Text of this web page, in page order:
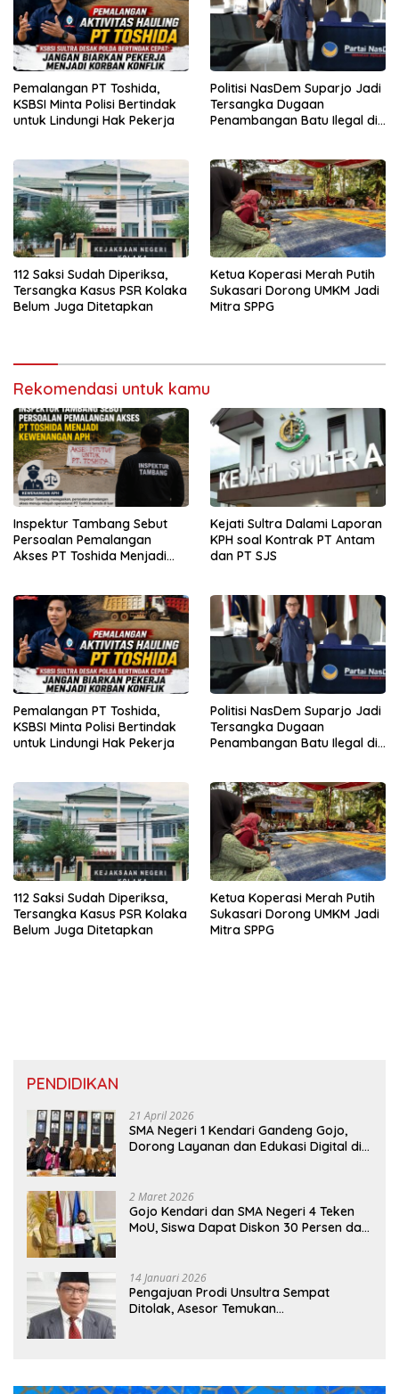
Pemalangan PT Toshida,
KSBSI Minta Polisi Bertindak
untuk Lindungi Hak Pekerja
Politisi NasDem Suparjo Jadi
Tersangka Dugaan
Penambangan Batu Ilegal di
112 Saksi Sudah Diperiksa,
Tersangka Kasus PSR Kolaka
Belum Juga Ditetapkan
Ketua Koperasi Merah Putih
Sukasari Dorong UMKM Jadi
Mitra SPPG
Rekomendasi untuk kamu
Inspektur Tambang Sebut
Persoalan Pemalangan
Akses PT Toshida Menjadi
Kejati Sultra Dalami Laporan
KPH soal Kontrak PT Antam
dan PT SJS
Pemalangan PT Toshida,
KSBSI Minta Polisi Bertindak
untuk Lindungi Hak Pekerja
Politisi NasDem Suparjo Jadi
Tersangka Dugaan
Penambangan Batu Ilegal di
112 Saksi Sudah Diperiksa,
Tersangka Kasus PSR Kolaka
Belum Juga Ditetapkan
Ketua Koperasi Merah Putih
Sukasari Dorong UMKM Jadi
Mitra SPPG
PENDIDIKAN
21 April 2026
SMA Negeri 1 Kendari Gandeng Gojo,
Dorong Layanan dan Edukasi Digital di
2 Maret 2026
Gojo Kendari dan SMA Negeri 4 Teken
MoU, Siswa Dapat Diskon 30 Persen dan
14 Januari 2026
Pengajuan Prodi Unsultra Sempat
Ditolak, Asesor Temukan